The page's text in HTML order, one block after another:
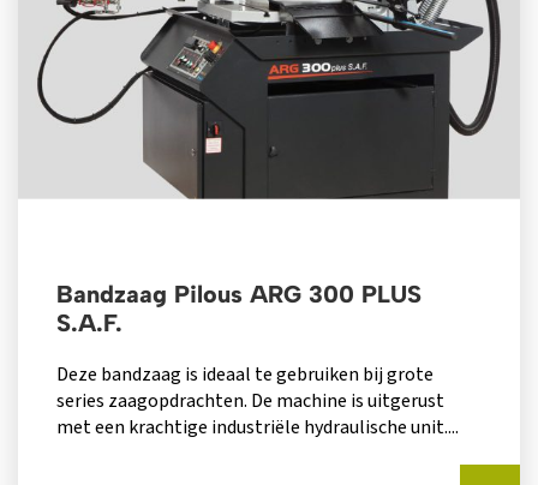
Bandzaag Pilous ARG 300 PLUS
S.A.F.
Deze bandzaag is ideaal te gebruiken bij grote
series zaagopdrachten. De machine is uitgerust
met een krachtige industriële hydraulische unit....